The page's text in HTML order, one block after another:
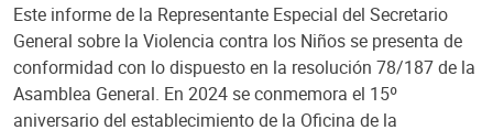
Este informe de la Representante Especial del Secretario
General sobre la Violencia contra los Niños se presenta de
conformidad con lo dispuesto en la resolución 78/187 de la
Asamblea General. En 2024 se conmemora el 15º
aniversario del establecimiento de la Oficina de la